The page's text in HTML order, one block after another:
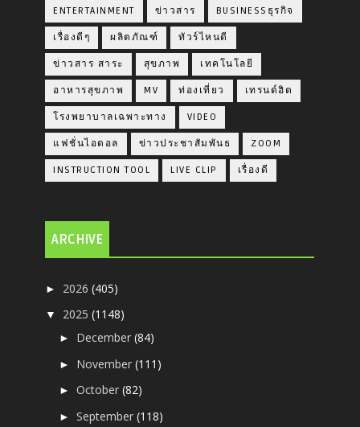
ENTERTAINMENT ข่าวสาร BUSINESSธุรกิจ
เรื่องดีๆ ผลิตภัณฑ์ ทัวร์ไหนดี
ข่าวสาร สาระ สุขภาพ เทคโนโลยี
อาหารสุขภาพ MV ท่องเที่ยว เทรนด์ฮิต
โรงพยาบาลเฉพาะทาง VIDEO
แฟชั่นไอดอล ข่าวประชาสัมพันธ ZOOM
INSTRUCTION TOOL LIVE CLIP เรื่องดี
ARCHIVE
► 2026(405)
▼ 2025(1148)
► December(84)
► November(111)
►October(82)
►September(118)